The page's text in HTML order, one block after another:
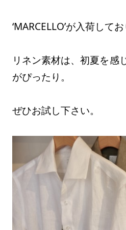
‘MARCELLO’が入荷してお
リネン素材は、初夏を感
がぴったり。
ぜひお試し下さい。